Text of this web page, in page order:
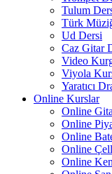
Tulum
Türk
Ud Dersi
Caz Gitar
Video
Viyola
Yaratıcı
Online Kurslar
Online
Online
Online
Online
Online